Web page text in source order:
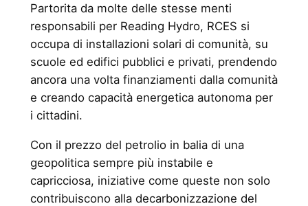
Partorita da molte delle stesse menti
responsabili per Reading Hydro, RCES si
occupa di installazioni solari di comunità, su
scuole ed edifici pubblici e privati, prendendo
ancora una volta finanziamenti dalla comunità
e creando capacità energetica autonoma per
i cittadini.
Con il prezzo del petrolio in balia di una
geopolitica sempre più instabile e
capricciosa, iniziative come queste non solo
contribuiscono alla decarbonizzazione del